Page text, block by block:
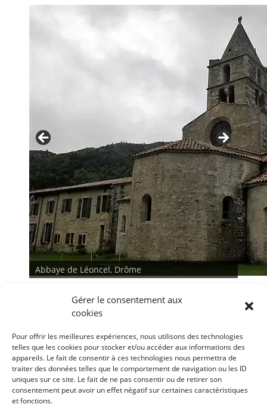
Gérer le consentement aux
cookies
Pour offrir les meilleures expériences, nous utilisons des technologies
telles que les cookies pour stocker et/ou accéder aux informations des
appareils. Le fait de consentir à ces technologies nous permettra de
traiter des données telles que le comportement de navigation ou les ID
uniques sur ce site. Le fait de ne pas consentir ou de retirer son
consentement peut avoir un effet négatif sur certaines caractéristiques
et fonctions.
Abbaye de Léoncel, Drôme
< >